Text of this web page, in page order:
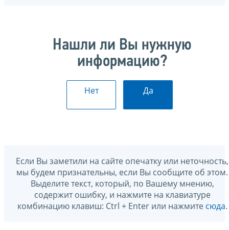
Нашли ли Вы нужную
информацию?
Нет Да
Если Вы заметили на сайте опечатку или неточность,
мы будем признательны, если Вы сообщите об этом.
Выделите текст, который, по Вашему мнению,
содержит ошибку, и нажмите на клавиатуре
комбинацию клавиш: Ctrl + Enter или нажмите сюда.